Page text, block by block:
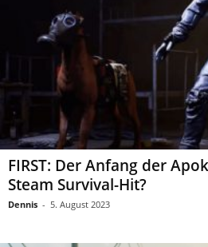
FIRST: Der Anfang der
Steam Survival-Hit?
Dennis - 5. August 2023